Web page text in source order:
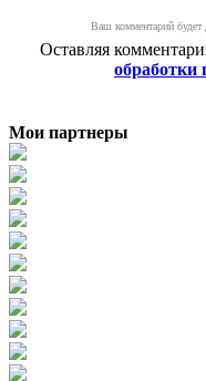
Ваш комментарий будет
Оставляя
обработки
Мои партнеры